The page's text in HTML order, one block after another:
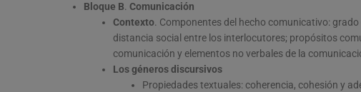
Bloque B. Comunicación
Contexto. Componentes del hecho comunicativo:
distancia social entre los interlocutores; propósitos
comunicación y elementos no verbales de la
Los géneros discursivos
Propiedades textuales: coherencia, cohesión y